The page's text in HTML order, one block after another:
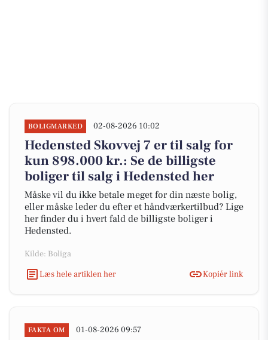
BOLIGMARKED 02-08-2026 10:02
Hedensted Skovvej 7 er til salg for
kun 898.000 kr.: Se de billigste
boliger til salg i Hedensted her
Måske vil du ikke betale meget for din næste bolig,
eller måske leder du efter et håndværkertilbud? Lige
her finder du i hvert fald de billigste boliger i
Hedensted.
Kilde: Boliga
Læs hele artiklen her
Kopiér link
FAKTA OM 01-08-2026 09:57